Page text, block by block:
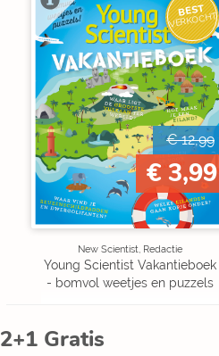
BEST
VERKOCHT
€ 12,99
€ 3,99
New Scientist, Redactie
Young Scientist Vakantieboek
- bomvol weetjes en puzzels
2+1 Gratis